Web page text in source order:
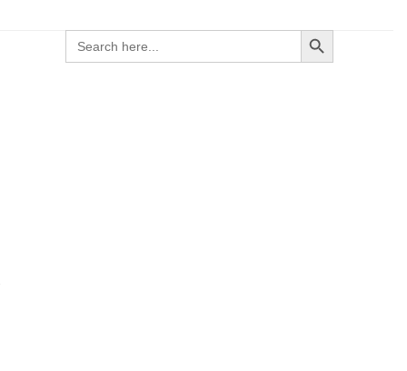
Search
for:
Search Button